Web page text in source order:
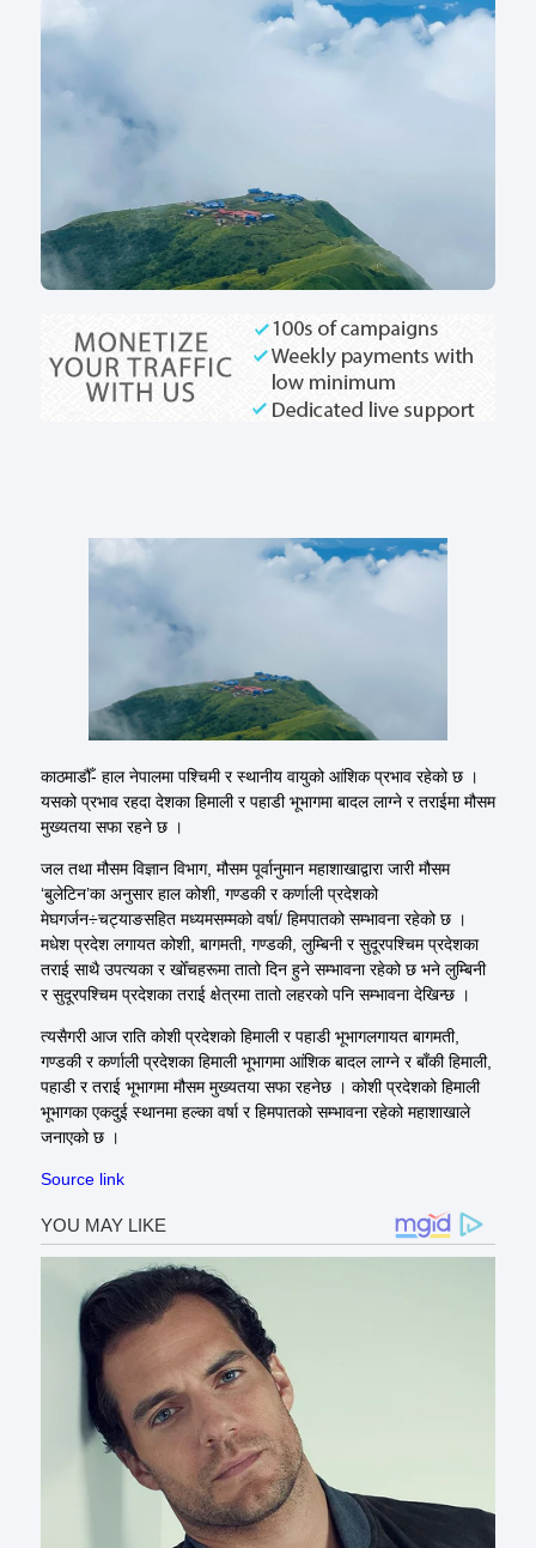
काठमाडौँ- हाल नेपालमा पश्चिमी र स्थानीय वायुको आंशिक प्रभाव रहेको छ ।
यसको प्रभाव रहदा देशका हिमाली र पहाडी भूभागमा बादल लाग्ने र तराईमा मौसम
मुख्यतया सफा रहने छ ।
जल तथा मौसम विज्ञान विभाग, मौसम पूर्वानुमान महाशाखाद्वारा जारी मौसम
‘बुलेटिन’का अनुसार हाल कोशी, गण्डकी र कर्णाली प्रदेशको
मेघगर्जन÷चट्याङसहित मध्यमसम्मको वर्षा/ हिमपातको सम्भावना रहेको छ ।
मधेश प्रदेश लगायत कोशी, बागमती, गण्डकी, लुम्बिनी र सुदूरपश्चिम प्रदेशका
तराई साथै उपत्यका र खोँचहरूमा तातो दिन हुने सम्भावना रहेको छ भने लुम्बिनी
र सुदूरपश्चिम प्रदेशका तराई क्षेत्रमा तातो लहरको पनि सम्भावना देखिन्छ ।
त्यसैगरी आज राति कोशी प्रदेशको हिमाली र पहाडी भूभागलगायत बागमती,
गण्डकी र कर्णाली प्रदेशका हिमाली भूभागमा आंशिक बादल लाग्ने र बाँकी हिमाली,
पहाडी र तराई भूभागमा मौसम मुख्यतया सफा रहनेछ । कोशी प्रदेशको हिमाली
भूभागका एकदुई स्थानमा हल्का वर्षा र हिमपातको सम्भावना रहेको महाशाखाले
जनाएको छ ।
Source link